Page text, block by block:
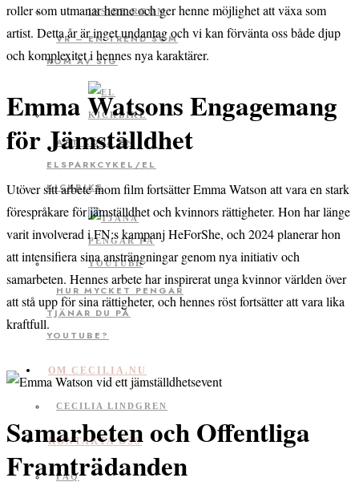
VR – EN TREND SOM
KOM AV SIG
ATT KÖPA EN
ELSPARKCYKEL/EL
KICKBIKE
HUR MYCKET PENGAR
TJÄNAR DU PÅ
YOUTUBE?
OM CECILIA.NU
CECILIA LINDGREN
KONTAKTA OSS
FAQ
roller som utmanar henne och ger henne möjlighet att växa som
artist. Detta år är inget undantag och vi kan förvänta oss både djup
och komplexitet i hennes nya karaktärer.
Emma Watsons Engagemang
för Jämställdhet
Utöver sitt arbete inom film fortsätter Emma Watson att vara en stark
förespråkare för jämställdhet och kvinnors rättigheter. Hon har länge
varit involverad i FN:s kampanj HeForShe, och 2024 planerar hon
att intensifiera sina ansträngningar genom nya initiativ och
samarbeten. Hennes arbete har inspirerat unga kvinnor världen över
att stå upp för sina rättigheter, och hennes röst fortsätter att vara lika
kraftfull.
Samarbeten och Offentliga
Framträdanden